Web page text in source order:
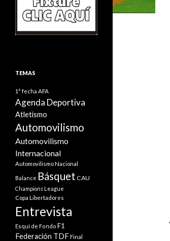
TEMAS
1° fecha AFA
Agenda Deportiva
Atletismo
Automovilismo
Automovilismo
Internacional
Automovilismo Nacional
Balance Básquet CAU
Champions League
Copa Libertadores
Entrevista
Esquí de Fondo F1
Federación TDF Final